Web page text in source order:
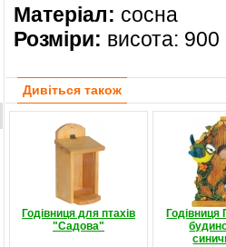
Матеріал: сосна
Розміри: висота:
Дивіться також
Годівниця для птахів
"Садова"